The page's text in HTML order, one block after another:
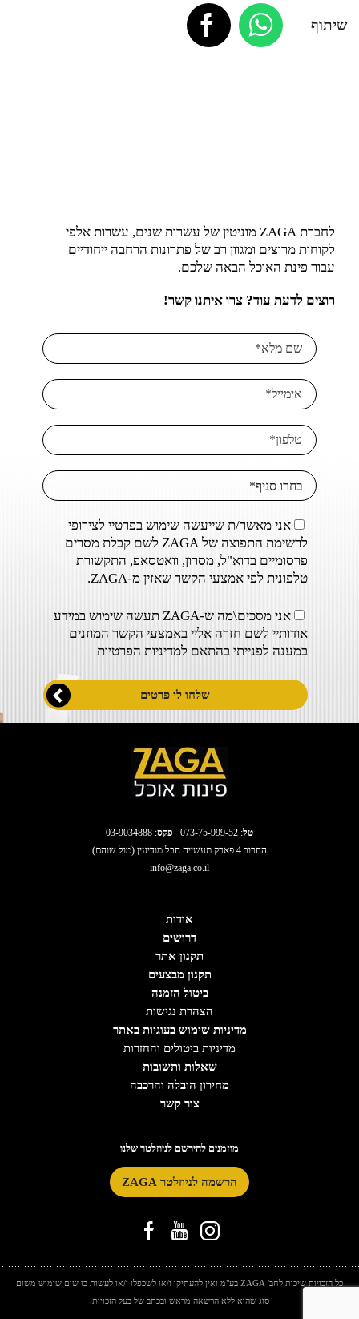
שיתוף
לחברת ZAGA מוניטין של עשרות שנים, עשרות אלפי
לקוחות מרוצים ומגוון רב של פתרונות הרחבה ייחודיים
עבור פינת האוכל הבאה שלכם.
רוצים לדעת עוד? צרו איתנו קשר!
אני מאשר/ת שייעשה שימוש בפרטיי לצירופי
לרשימת התפוצה של ZAGA לשם קבלת מסרים
פרסומיים בדוא"ל, מסרון, וואטסאפ, התקשורת
טלפונית לפי אמצעי הקשר שאזין מ-ZAGA.
אני מסכים\מה ש-ZAGA תעשה שימוש במידע
אודותיי לשם חזרה אליי באמצעי הקשר המוזנים
במענה לפנייתי בהתאם למדיניות הפרטיות
טל:
073-75-999-52 פקס: 03-9034888
החרוב 4 פארק תעשייה חבל מודיעין (מול שוהם)
info@zaga.co.il
אודות
דרושים
תקנון אתר
תקנון מבצעים
ביטול הזמנה
הצהרת נגישות
מדיניות שימוש בעוגיות באתר
מדיניות ביטולים והחזרות
שאלות ותשובות
מחירון הובלה והרכבה
צור קשר
מוזמנים להירשם לניוזלטר שלנו
הרשמה לניוזלטר ZAGA
כל הזכויות שיכות לחב' ZAGA בע"מ ואין להעתיקו ו/או לשכפלו ו/או לעשות בו שום שימוש משום
סוג שהוא ללא הרשאה מראש ובכתב של בעל הזכויות.